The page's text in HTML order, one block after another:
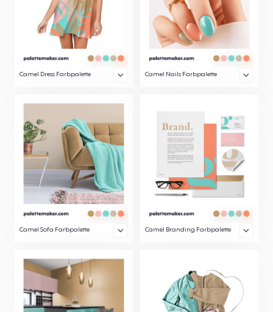
Camel Dress Farbpalette Camel Nails Farbpalette
Camel Sofa Farbpalette Camel Branding Farbpalette